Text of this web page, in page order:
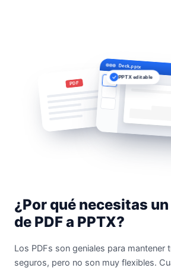
PPTX editable
PDF
Deck.pptx
¿Por qué necesitas
de PDF a PPTX?
Los PDFs son geniales para mantener
seguros, pero no son muy flexibles.